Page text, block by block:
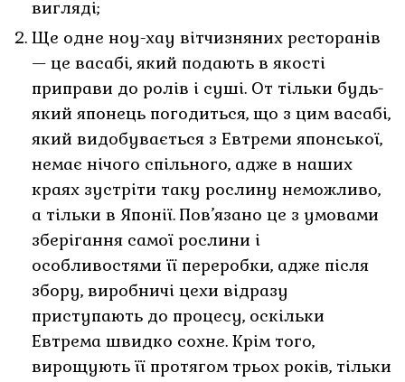
вигляді;
Ще одне ноу-хау вітчизняних ресторанів
— це васабі, який подають в якості
приправи до ролів і суші. От тільки будь-
який японець погодиться, що з цим васабі,
який видобувається з Евтреми японської,
немає нічого спільного, адже в наших
краях зустріти таку рослину неможливо,
а тільки в Японії. Пов’язано це з умовами
зберігання самої рослини і
особливостями її переробки, адже після
збору, виробничі цехи відразу
приступають до процесу, оскільки
Евтрема швидко сохне. Крім того,
вирощують її протягом трьох років, тільки